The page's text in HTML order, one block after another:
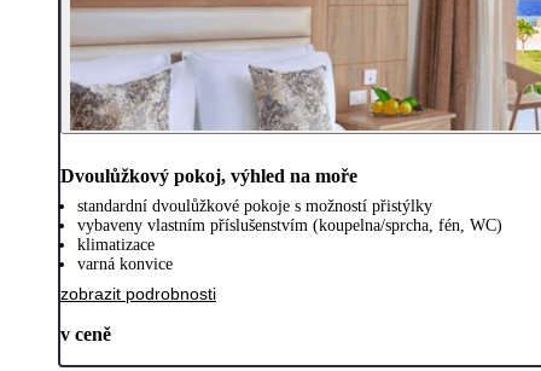
Dvoulůžkový pokoj, výhled na moře
standardní dvoulůžkové pokoje s možností přistýlky
vybaveny vlastním příslušenstvím (koupelna/sprcha, fén, WC)
klimatizace
varná konvice
zobrazit podrobnosti
v ceně